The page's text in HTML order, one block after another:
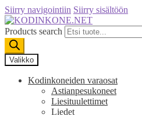
Siirry navigointiin Siirry sisältöön
Products search
Valikko
Kodinkoneiden varaosat
Astianpesukoneet
Liesituulettimet
Liedet